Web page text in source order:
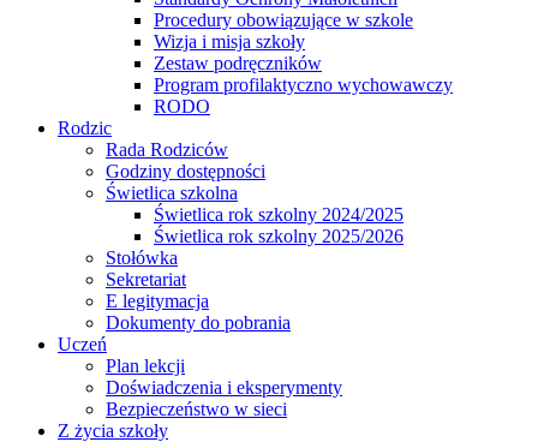
Procedury obowiązujące w szkole
Wizja i misja szkoły
Zestaw podręczników
Program profilaktyczno wychowawczy
RODO
Rodzic
Rada Rodziców
Godziny dostępności
Świetlica szkolna
Świetlica rok szkolny 2024/2025
Świetlica rok szkolny 2025/2026
Stołówka
Sekretariat
E legitymacja
Dokumenty do pobrania
Uczeń
Plan lekcji
Doświadczenia i eksperymenty
Bezpieczeństwo w sieci
Z życia szkoły